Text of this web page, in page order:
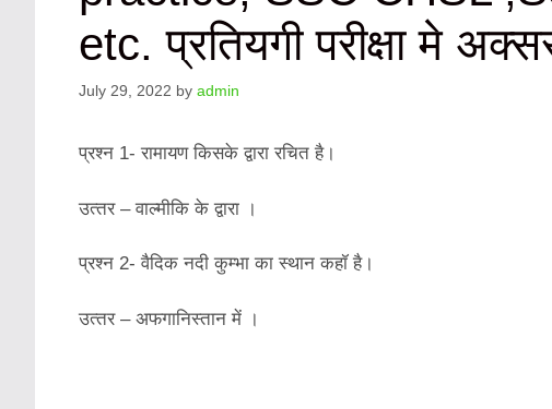
etc. प्रतियगी परीक्षा मे
July 29, 2022 by admin
प्रश्‍न 1- रामायण किसके द्वारा रचित है।
उत्‍तर – वाल्‍मीकि के द्वारा ।
प्रश्‍न 2- वैदिक नदी कुम्‍भा का स्‍थान कहॉ है।
उत्‍तर – अफगानिस्‍तान में ।